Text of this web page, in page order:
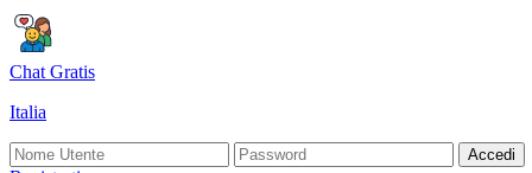
Chat Gratis
Italia
Accedi